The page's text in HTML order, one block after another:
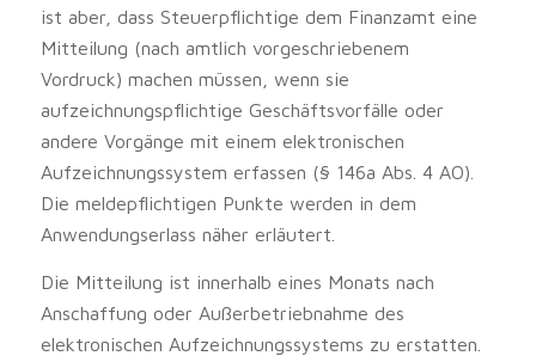
ist aber, dass Steuerpflichtige dem Finanzamt eine
Mitteilung (nach amtlich vorgeschriebenem
Vordruck) machen müssen, wenn sie
aufzeichnungspflichtige Geschäftsvorfälle oder
andere Vorgänge mit einem elektronischen
Aufzeichnungssystem erfassen (§ 146a Abs. 4 AO).
Die meldepflichtigen Punkte werden in dem
Anwendungserlass näher erläutert.
Die Mitteilung ist innerhalb eines Monats nach
Anschaffung oder Außerbetriebnahme des
elektronischen Aufzeichnungssystems zu erstatten.